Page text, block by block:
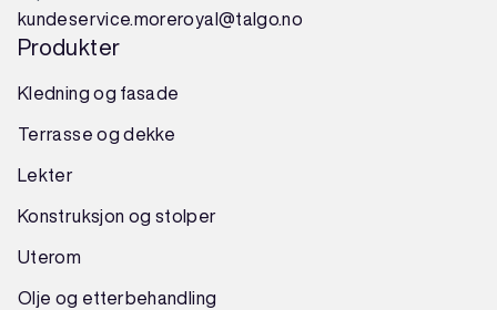
kundeservice.moreroyal@talgo.no
Produkter
Kledning og fasade
Terrasse og dekke
Lekter
Konstruksjon og stolper
Uterom
Olje og etterbehandling